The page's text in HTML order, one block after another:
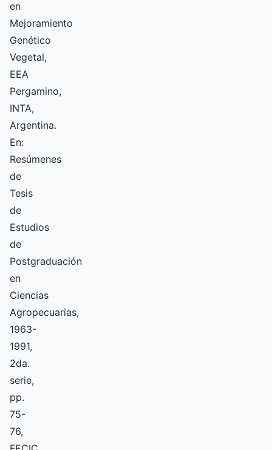
en
Mejoramiento
Genético
Vegetal,
EEA
Pergamino,
INTA,
Argentina.
En:
Resúmenes
de
Tesis
de
Estudios
de
Postgraduación
en
Ciencias
Agropecuarias,
1963-
1991,
2da.
serie,
pp.
75-
76,